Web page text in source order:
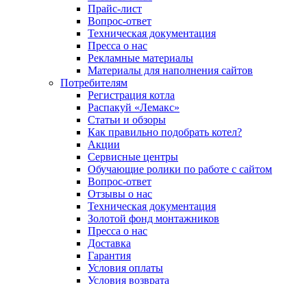
Прайс-лист
Вопрос-ответ
Техническая документация
Пресса о нас
Рекламные материалы
Материалы для наполнения сайтов
Потребителям
Регистрация котла
Распакуй «Лемакс»
Статьи и обзоры
Как правильно подобрать котел?
Акции
Сервисные центры
Обучающие ролики по работе с сайтом
Вопрос-ответ
Отзывы о нас
Техническая документация
Золотой фонд монтажников
Пресса о нас
Доставка
Гарантия
Условия оплаты
Условия возврата